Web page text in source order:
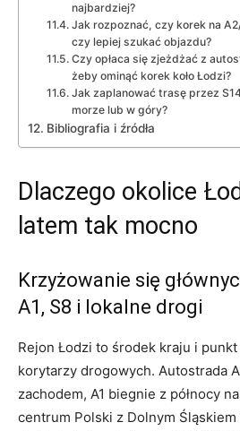
najbardziej?
Jak rozpoznać, czy korek na
czy lepiej szukać objazdu?
Czy opłaca się zjeżdżać z
żeby ominąć korek koło Łodzi?
Jak zaplanować trasę przez
morze lub w góry?
Bibliografia i źródła
Dlaczego okolice
latem tak mocno
Krzyżowanie się
A1, S8 i lokalne drogi
Rejon Łodzi to środek kraju i
korytarzy drogowych. Autostrada
zachodem, A1 biegnie z północy
centrum Polski z Dolnym